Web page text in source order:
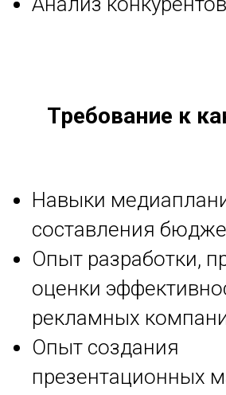
Требование к
Навыки
составления
Опыт разработки,
оценки
рекламных
Опыт создания
презентационных